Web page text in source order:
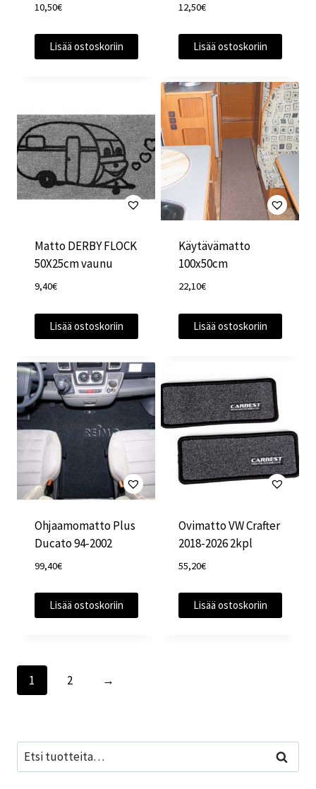
10,50€
Lisää ostoskoriin
12,50€
Lisää ostoskoriin
Matto DERBY FLOCK
50X25cm vaunu
9,40€
Lisää ostoskoriin
Käytävämatto
100x50cm
22,10€
Lisää ostoskoriin
Ohjaamomatto Plus
Ducato 94-2002
99,40€
Lisää ostoskoriin
Ovimatto VW Crafter
2018-2026 2kpl
55,20€
Lisää ostoskoriin
1 2 →
Etsi: Haku